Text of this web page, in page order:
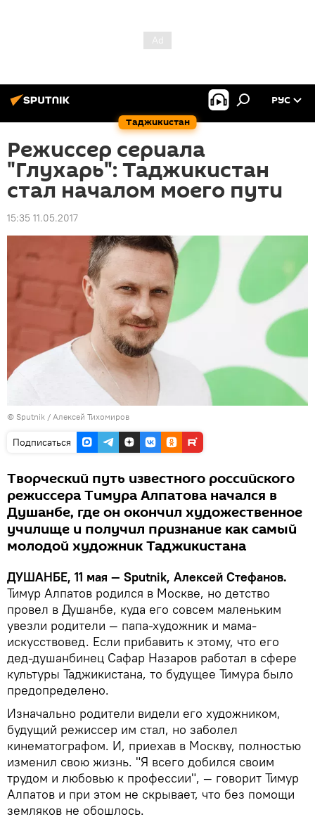
Таджикистан
РУС
Режиссер сериала
"Глухарь": Таджикистан
стал началом моего пути
15:35 11.05.2017
© Sputnik / Алексей Тихомиров
Подписаться
Творческий путь известного российского
режиссера Тимура Алпатова начался в
Душанбе, где он окончил художественное
училище и получил признание как самый
молодой художник Таджикистана
ДУШАНБЕ, 11 мая — Sputnik, Алексей Стефанов.
Тимур Алпатов родился в Москве, но детство
провел в Душанбе, куда его совсем маленьким
увезли родители — папа-художник и мама-
искусствовед. Если прибавить к этому, что его
дед-душанбинец Сафар Назаров работал в сфере
культуры Таджикистана, то будущее Тимура было
предопределено.
Изначально родители видели его художником,
будущий режиссер им стал, но заболел
кинематографом. И, приехав в Москву, полностью
изменил свою жизнь. "Я всего добился своим
трудом и любовью к профессии", — говорит Тимур
Алпатов и при этом не скрывает, что без помощи
земляков не обошлось.